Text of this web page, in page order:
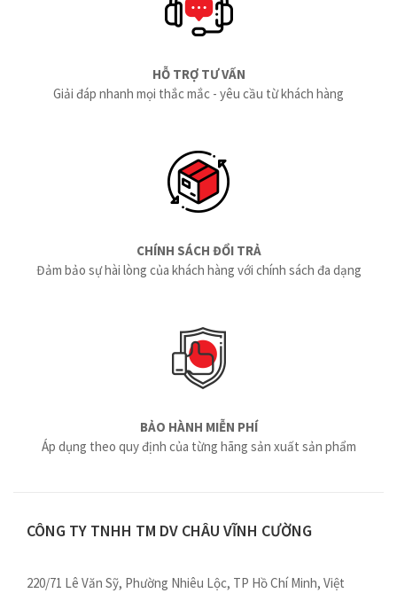
HỖ TRỢ TƯ VẤN
Giải đáp nhanh mọi thắc mắc - yêu cầu từ khách hàng
CHÍNH SÁCH ĐỔI TRẢ
Đảm bảo sự hài lòng của khách hàng với chính sách đa dạng
BẢO HÀNH MIỄN PHÍ
Áp dụng theo quy định của từng hãng sản xuất sản phẩm
CÔNG TY TNHH TM DV CHÂU VĨNH CƯỜNG
220/71 Lê Văn Sỹ, Phường Nhiêu Lộc, TP Hồ Chí Minh, Việt